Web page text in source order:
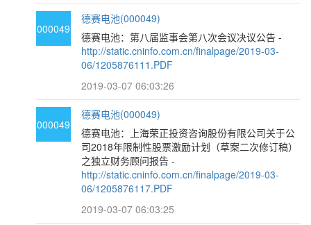
000049
德赛电池(000049)
德赛电池：第八届监事会第八次会议决议公告 -
http://static.cninfo.com.cn/finalpage/2019-03-
06/1205876111.PDF
2019-03-07 06:03:26
000049
德赛电池(000049)
德赛电池：上海荣正投资咨询股份有限公司关于公
司2018年限制性股票激励计划（草案二次修订稿）
之独立财务顾问报告 -
http://static.cninfo.com.cn/finalpage/2019-03-
06/1205876117.PDF
2019-03-07 06:03:25